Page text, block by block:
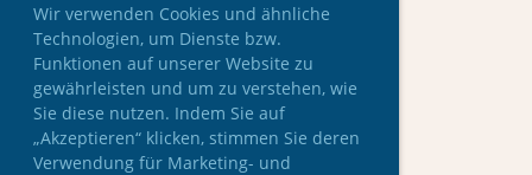
Wir verwenden Cookies und ähnliche
Technologien, um Dienste bzw.
Funktionen auf unserer Website zu
gewährleisten und um zu verstehen, wie
Sie diese nutzen. Indem Sie auf
„Akzeptieren“ klicken, stimmen Sie deren
Verwendung für Marketing- und